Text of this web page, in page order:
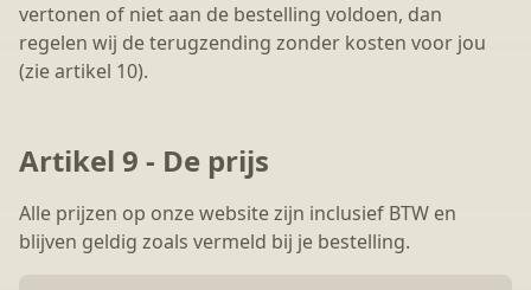
vertonen of niet aan de bestelling voldoen, dan
regelen wij de terugzending zonder kosten voor jou
(zie artikel 10).
Artikel 9 - De prijs
Alle prijzen op onze website zijn inclusief BTW en
blijven geldig zoals vermeld bij je bestelling.